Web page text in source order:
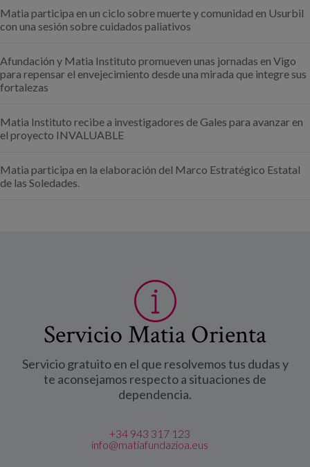
Matia participa en un ciclo sobre muerte y comunidad en Usurbil
con una sesión sobre cuidados paliativos
Afundación y Matia Instituto promueven unas jornadas en Vigo
para repensar el envejecimiento desde una mirada que integre sus
fortalezas
Matia Instituto recibe a investigadores de Gales para avanzar en
el proyecto INVALUABLE
Matia participa en la elaboración del Marco Estratégico Estatal
de las Soledades.
Servicio Matia Orienta
Servicio gratuito en el que resolvemos tus dudas y
te aconsejamos respecto a situaciones de
dependencia.
+34 943 317 123
info@matiafundazioa.eus